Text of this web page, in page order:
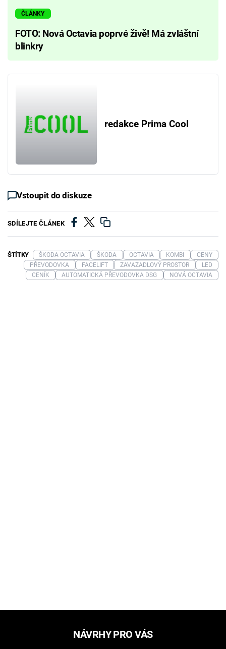
ČLÁNKY
FOTO: Nová Octavia poprvé živě! Má zvláštní
blinkry
redakce Prima Cool
Vstoupit do diskuze
SDÍLEJTE ČLÁNEK
ŠTÍTKY ŠKODA OCTAVIA ŠKODA OCTAVIA KOMBI
CENY
PŘEVODOVKA
FACELIFT ZAVAZADLOVÝ PROSTOR
LED
CENÍK
AUTOMATICKÁ PŘEVODOVKA DSG NOVÁ OCTAVIA
NÁVRHY PRO VÁS